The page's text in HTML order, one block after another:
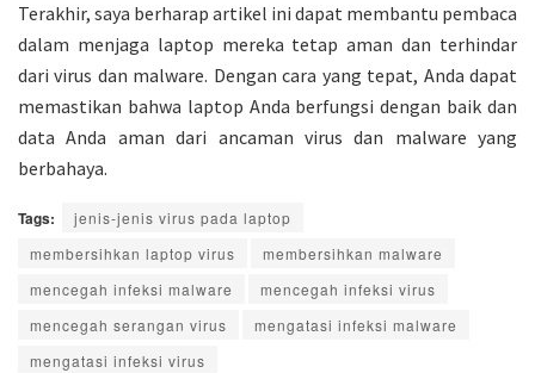
Terakhir, saya berharap artikel ini dapat membantu pembaca
dalam menjaga laptop mereka tetap aman dan terhindar
dari virus dan malware. Dengan cara yang tepat, Anda dapat
memastikan bahwa laptop Anda berfungsi dengan baik dan
data Anda aman dari ancaman virus dan malware yang
berbahaya.
Tags:
jenis-jenis virus pada laptop
membersihkan laptop virus
membersihkan malware
mencegah infeksi malware
mencegah infeksi virus
mencegah serangan virus
mengatasi infeksi malware
mengatasi infeksi virus